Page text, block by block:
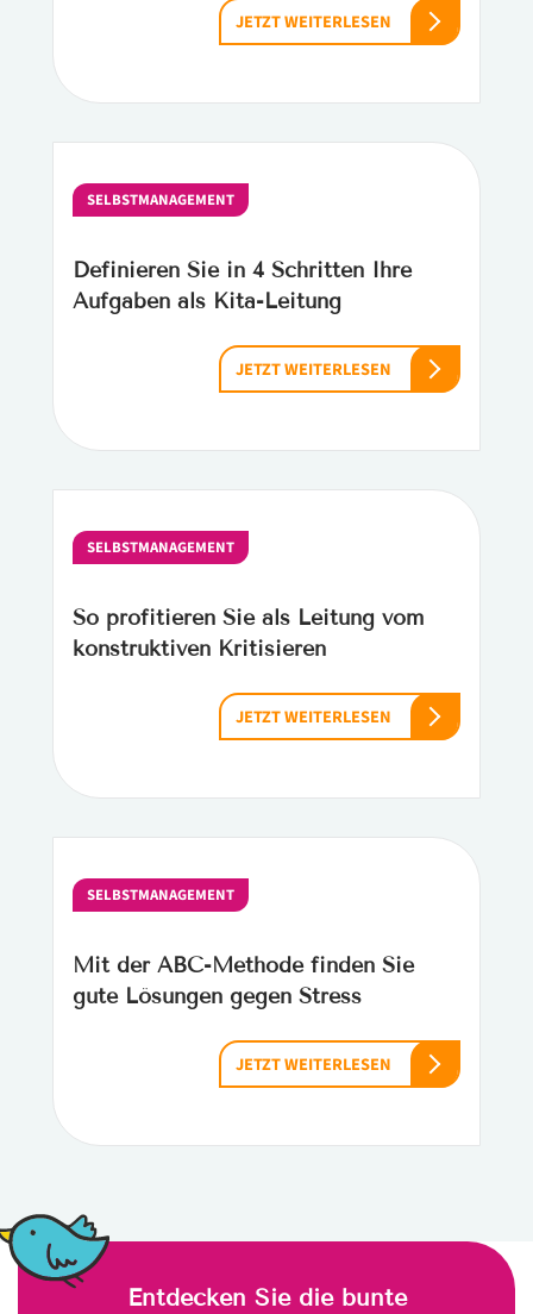
JETZT WEITERLESEN
SELBSTMANAGEMENT
Definieren Sie in 4 Schritten Ihre
Aufgaben als Kita-Leitung
JETZT WEITERLESEN
SELBSTMANAGEMENT
So profitieren Sie als Leitung vom
konstruktiven Kritisieren
JETZT WEITERLESEN
SELBSTMANAGEMENT
Mit der ABC-Methode finden Sie
gute Lösungen gegen Stress
JETZT WEITERLESEN
Entdecken Sie die bunte